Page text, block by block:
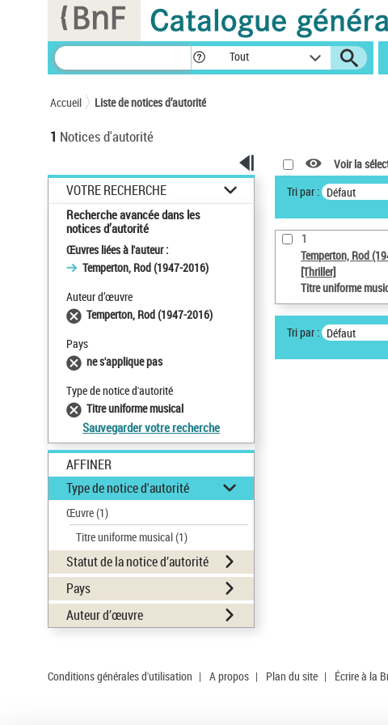
Tout
Accueil Liste de notices d’autorité
1 Notices d'autorité
VOTRE RECHERCHE
Recherche avancée dans les
notices d’autorité
Œuvres liées à l'auteur :
Temperton, Rod (1947-2016)
Auteur d’œuvre
Temperton, Rod (1947-2016)
Pays
ne s'applique pas
Type de notice d'autorité
Titre uniforme musical
Sauvegarder votre recherche
AFFINER
Type de notice d'autorité
Œuvre(1)
Titre uniforme musical(1)
Statut de la notice d’autorité
Pays
Auteur d’œuvre
Voir la
Tri par : Défaut
1
Temperton, Rod
[Thriller]
Titre uniforme
Tri par : Défaut
Conditions générales d'utilisation | A propos | Plan du site | Écrire à la
Panneau de gestion des cookies